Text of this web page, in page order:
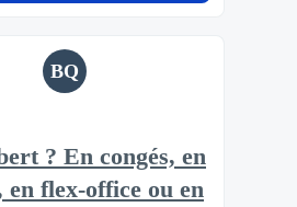
BQ
? En congés, en
flex-office ou en